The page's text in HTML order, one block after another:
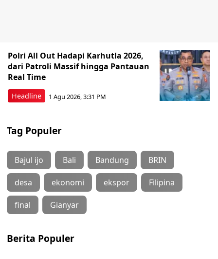
Headline
Polri All Out Hadapi Karhutla 2026,
dari Patroli Massif hingga Pantauan
Real Time
1 Agu 2026, 3:31 PM
Tag Populer
Bajul ijo Bali Bandung BRIN
desa ekonomi ekspor Filipina
final Gianyar
Berita Populer